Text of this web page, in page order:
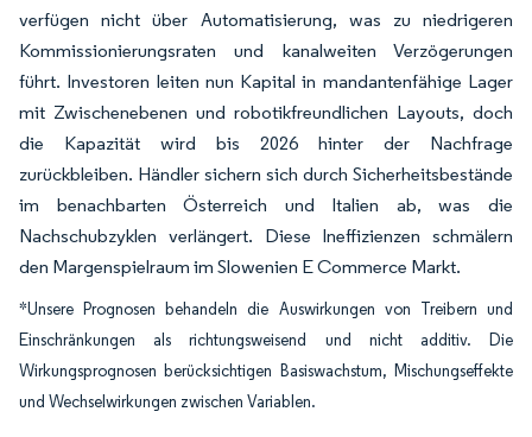
verfügen nicht über Automatisierung, was zu niedrigeren
Kommissionierungsraten und kanalweiten Verzögerungen
führt. Investoren leiten nun Kapital in mandantenfähige Lager
mit Zwischenebenen und robotikfreundlichen Layouts, doch
die Kapazität wird bis 2026 hinter der Nachfrage
zurückbleiben. Händler sichern sich durch Sicherheitsbestände
im benachbarten Österreich und Italien ab, was die
Nachschubzyklen verlängert. Diese Ineffizienzen schmälern
den Margenspielraum im Slowenien E Commerce Markt.
*Unsere Prognosen behandeln die Auswirkungen von Treibern und
Einschränkungen als richtungsweisend und nicht additiv. Die
Wirkungsprognosen berücksichtigen Basiswachstum, Mischungseffekte
und Wechselwirkungen zwischen Variablen.